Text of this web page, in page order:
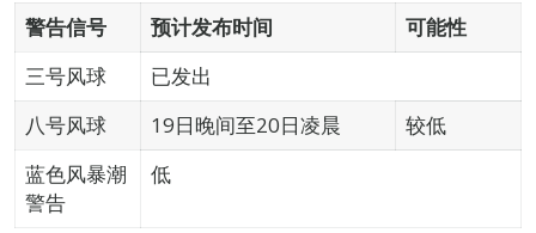
警告信号
预计发布时间
可能性
三号风球
已发出
八号风球
19日晚间至20日凌晨
较低
蓝色风暴潮
警告
低